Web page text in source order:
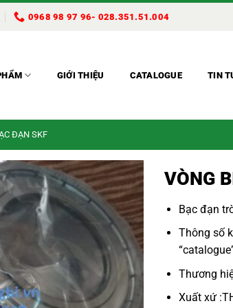
0968 98 97 96- 028.351.51.004
GIỚI THIỆU CATALOGUE TIN
ĐẠN SKF
VÒNG
Bạc đạn
Thông số
“catalogue
Thương
Xuất xứ